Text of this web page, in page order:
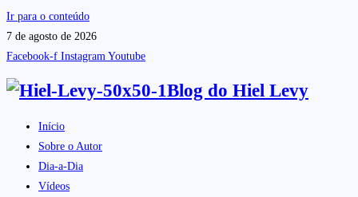
Ir para o conteúdo
7 de agosto de 2026
Facebook-f Instagram Youtube
Blog do Hiel Levy
Início
Sobre o Autor
Dia-a-Dia
Vídeos